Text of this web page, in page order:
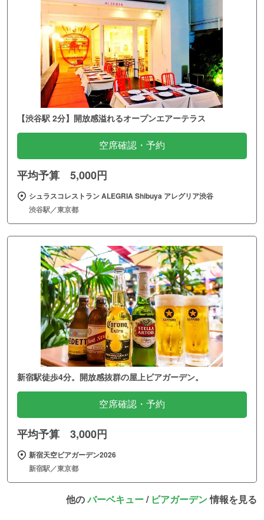
【渋谷駅 2分】開放感溢れるオープンエアーテラス
空席確認・予約
平均予算 5,000円
シュラスコレストラン ALEGRIA Shibuya アレグリア渋谷
渋谷駅／東京都
新宿駅徒歩4分。開放感抜群の屋上ビアガーデン。
空席確認・予約
平均予算 3,000円
新宿天空ビアガーデン2026
新宿駅／東京都
他のバーベキュー/ ビアガーデン情報を見る